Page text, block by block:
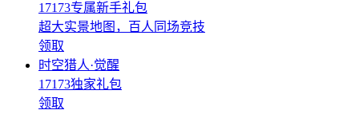
17173专属新手礼包
超大实景地图，百人同场竞技
领取
时空猎人·觉醒
17173独家礼包
领取